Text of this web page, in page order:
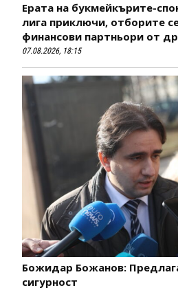
Ерата на букмейкърите-
лига приключи, отборите
финансови партньори от
07.08.2026, 18:15
Божидар Божанов:
сигурност